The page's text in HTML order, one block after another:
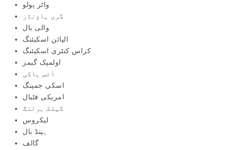
واٹر پولو
گری ہاؤنڈز
والی بال
الپائن اسکیئنگ
کراس کنٹری اسکیئنگ
اولمپک گیمز
آئس ہاکی
اسکی جمپنگ
امریکی فٹبال
گیلک ہرلنگ
لیکروس
ہینڈ بال
گالف